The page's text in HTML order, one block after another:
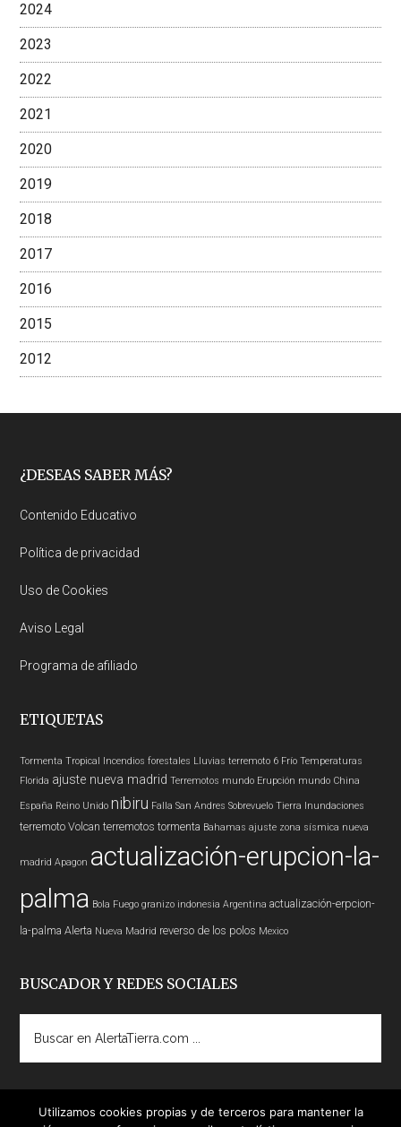
2024
2023
2022
2021
2020
2019
2018
2017
2016
2015
2012
Footer
¿DESEAS SABER MÁS?
Contenido Educativo
Política de privacidad
Uso de Cookies
Aviso Legal
Programa de afiliado
ETIQUETAS
Tormenta Tropical Incendios forestales Lluvias terremoto 6 Frío Temperaturas
Florida ajuste nueva madrid Terremotos mundo Erupción mundo China
España Reino Unido nibiru Falla San Andres Sobrevuelo Tierra Inundaciones
terremoto Volcan terremotos tormenta Bahamas ajuste zona sísmica nueva
madrid Apagon actualización-erupcion-la-
palma Bola Fuego granizo indonesia Argentina actualización-erpcion-
la-palma Alerta Nueva Madrid reverso de los polos Mexico
BUSCADOR Y REDES SOCIALES
AlertaTierra.com
Utilizamos cookies propias y de terceros para mantener la